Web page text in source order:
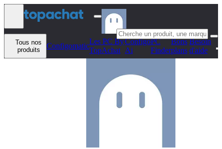
Aller au contenu
Tous nos
produits
Configomatic
Les PC By
TopAchat
Configo
Ai
PC
Finder
Bons
plans
Besoin
d'aide